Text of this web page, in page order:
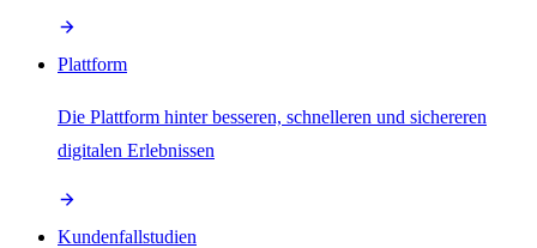
Plattform
Die Plattform hinter besseren, schnelleren und sichereren
digitalen Erlebnissen
Kundenfallstudien